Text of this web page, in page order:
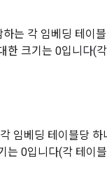
는 각 임베딩 테이
한 크기는 0입니다(
임베딩 테이블당
는 0입니다(각 테이